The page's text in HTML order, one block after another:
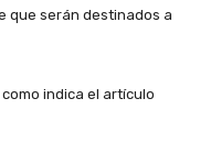
que serán destinados a
indica el artículo